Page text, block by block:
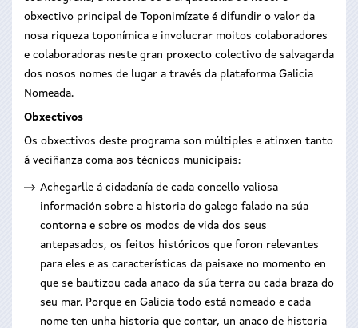
obxectivo principal de Toponimízate é difundir o valor da
nosa riqueza toponímica e involucrar moitos colaboradores
e colaboradoras neste gran proxecto colectivo de salvagarda
dos nosos nomes de lugar a través da plataforma Galicia
Nomeada.
Obxectivos
Os obxectivos deste programa son múltiples e atinxen tanto
á veciñanza coma aos técnicos municipais:
Achegarlle á cidadanía de cada concello valiosa
información sobre a historia do galego falado na súa
contorna e sobre os modos de vida dos seus
antepasados, os feitos históricos que foron relevantes
para eles e as características da paisaxe no momento en
que se bautizou cada anaco da súa terra ou cada braza do
seu mar. Porque en Galicia todo está nomeado e cada
nome ten unha historia que contar, un anaco de historia